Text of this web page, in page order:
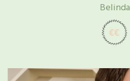
Belinda